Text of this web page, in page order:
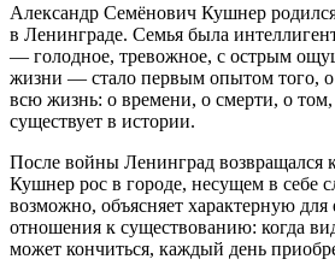
Александр Семёнович Кушнер родился
в Ленинграде. Семья была
— голодное, тревожное, с острым
жизни — стало первым опытом того, о
всю жизнь: о времени, о смерти, о том,
существует в истории.
После войны Ленинград возвращался
Кушнер рос в городе, несущем в себе
возможно, объясняет характерную для
отношения к существованию: когда
может кончиться, каждый день